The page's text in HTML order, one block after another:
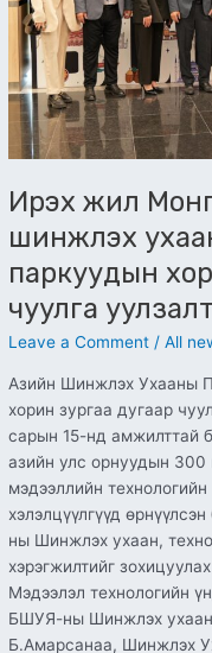
Ирэх жил
шинжлэх
паркуудын
чуулга
Leave a Comment /All
Азийн Шинжлэх Ухааны
хорин зургаа дугаар
сарын 15-нд амжилттай
азийн улс орнуудын
мэдээллийн
хэлэлцүүлгүүд
ны Шинжлэх ухаан,
хэрэгжилтийг
Мэдээлэл технологийн
БШУЯ-ны Шинжлэх
Б.Амарсанаа, Шинжлэх
технологийн
паркуудын
хорин
долоо
дугаар
чуулга
болно